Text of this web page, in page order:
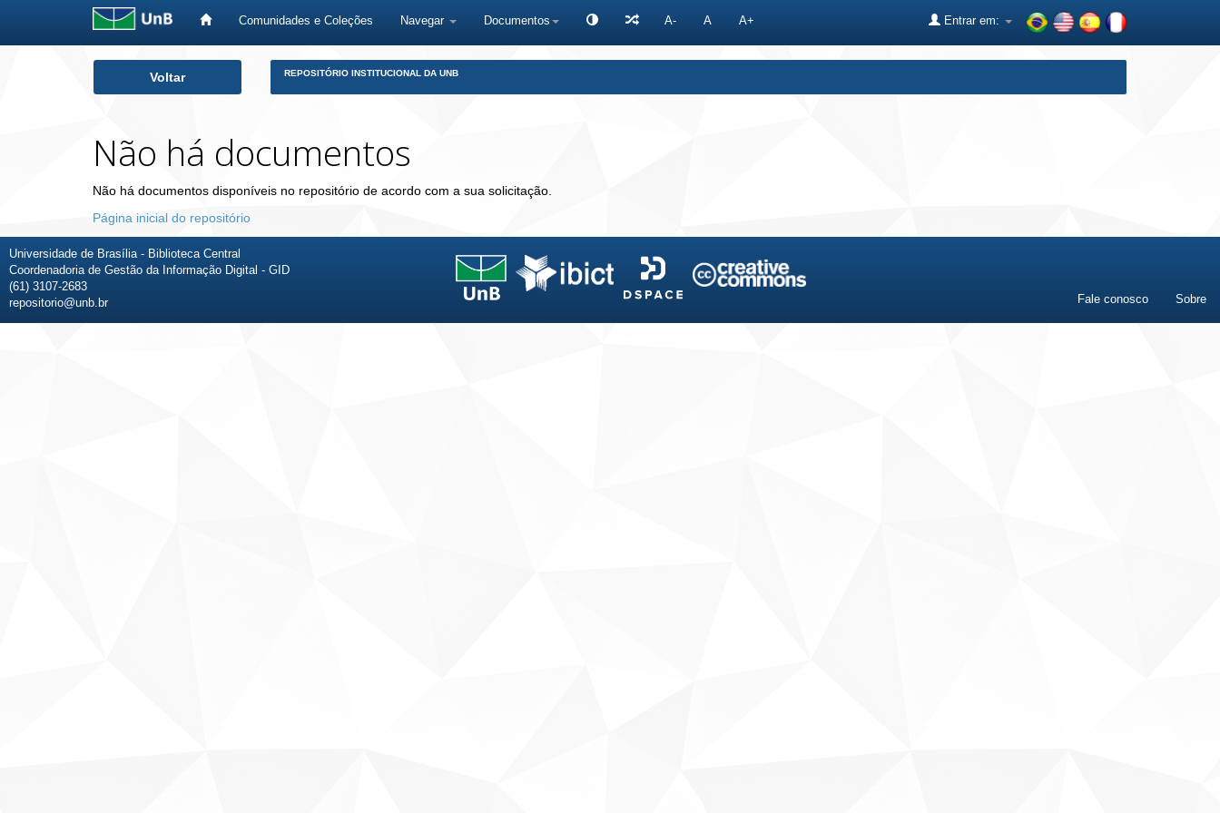
Comunidades e Coleções Navegar Documentos A- A A+ Entrar em:
Voltar REPOSITÓRIO INSTITUCIONAL DA UNB
Não há documentos
Não há documentos disponíveis no repositório de acordo com a sua solicitação.
Página inicial do repositório
Universidade de Brasília - Biblioteca Central
Coordenadoria de Gestão da Informação Digital - GID
(61) 3107-2683
repositorio@unb.br
Fale conosco Sobre